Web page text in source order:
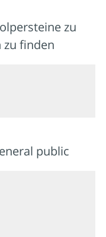
zu
zu finden
public